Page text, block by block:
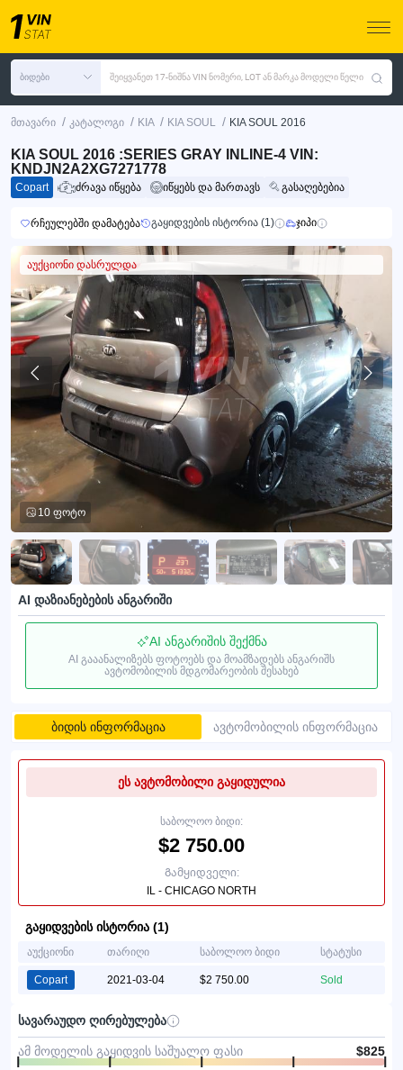
ბიდები შეიყვანეთ 17-ნიშნა VIN ნომერი, LOT ან მარკა მოდელი წელი
მთავარი / კატალოგი / KIA / KIA SOUL / KIA SOUL 2016
KIA SOUL 2016 :SERIES GRAY INLINE-4 VIN:
KNDJN2A2XG7271778
Copart ძრავა იწყება იწყებს და მართავს გასაღებებია
რჩეულებში დამატება გაყიდვების ისტორია (1) ჯიპი
აუქციონი დასრულდა
10 ფოტო
AI დაზიანებების ანგარიში
AI ანგარიშის შექმნა
AI გააანალიზებს ფოტოებს და მოამზადებს ანგარიშს
ავტომობილის მდგომარეობის შესახებ
ბიდის ინფორმაცია ავტომობილის ინფორმაცია
ეს ავტომობილი გაყიდულია
საბოლოო ბიდი:
$2 750.00
Გამყიდველი:
IL - CHICAGO NORTH
გაყიდვების ისტორია (1)
აუქციონი თარიღი საბოლოო ბიდი სტატუსი
Copart 2021-03-04 $2 750.00 Sold
სავარაუდო ღირებულება
ამ მოდელის გაყიდვის საშუალო ფასი $825